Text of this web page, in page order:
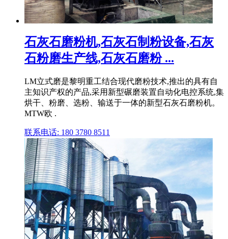
石灰石磨粉机,石灰石制粉设备,石灰
石粉磨生产线,石灰石磨粉 ...
LM立式磨是黎明重工结合现代磨粉技术,推出的具有自
主知识产权的产品,采用新型碾磨装置自动化电控系统,集
烘干、粉磨、选粉、输送于一体的新型石灰石磨粉机。
MTW欧 .
联系电话: 180 3780 8511